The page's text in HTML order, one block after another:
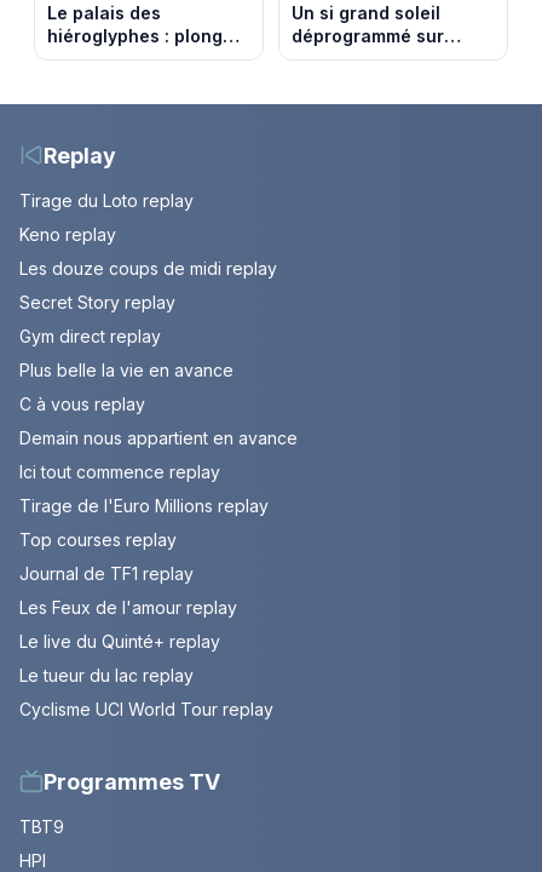
Le palais des
hiéroglyphes : plongez
dans la tombe
les archéologues
Un si grand soleil
déprogrammé sur
France 3 : cinq
diffusés le 13 août
Replay
Tirage du Loto replay
Keno replay
Les douze coups de midi replay
Secret Story replay
Gym direct replay
Plus belle la vie en avance
C à vous replay
Demain nous appartient en avance
Ici tout commence replay
Tirage de l'Euro Millions replay
Top courses replay
Journal de TF1 replay
Les Feux de l'amour replay
Le live du Quinté+ replay
Le tueur du lac replay
Cyclisme UCI World Tour replay
Programmes TV
TBT9
HPI